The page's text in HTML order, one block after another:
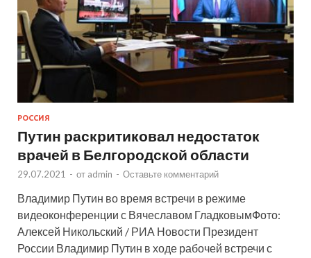
РОССИЯ
Путин раскритиковал недостаток
врачей в Белгородской области
29.07.2021 - от admin - Оставьте комментарий
Владимир Путин во время встречи в режиме
видеоконференции с Вячеславом ГладковымФото:
Алексей Никольский / РИА Новости Президент
России Владимир Путин в ходе рабочей встречи с